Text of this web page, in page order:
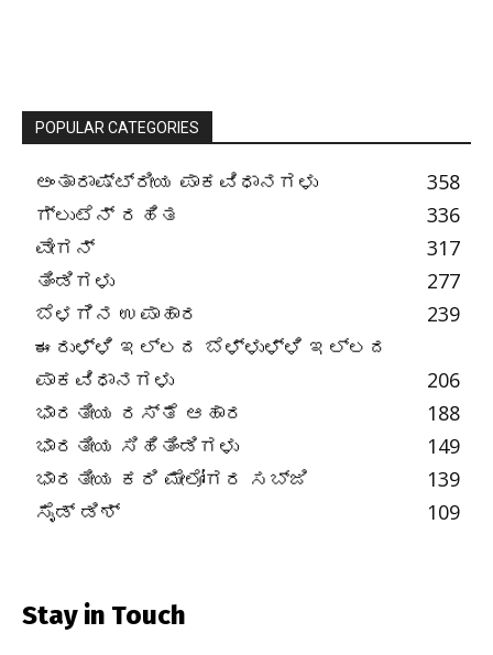
POPULAR CATEGORIES
ಅಂತಾರಾಷ್ಟ್ರೀಯ ಪಾಕವಿಧಾನಗಳು
358
ಗ್ಲುಟೆನ್ ರಹಿತ
336
ವೇಗನ್
317
ತಿಂಡಿಗಳು
277
ಬೆಳಗಿನ ಉಪಾಹಾರ
239
ಈರುಳ್ಳಿ ಇಲ್ಲದ ಬೆಳ್ಳುಳ್ಳಿ ಇಲ್ಲದ
ಪಾಕವಿಧಾನಗಳು
206
ಭಾರತೀಯ ರಸ್ತೆ ಆಹಾರ
188
ಭಾರತೀಯ ಸಿಹಿತಿಂಡಿಗಳು
149
ಭಾರತೀಯ ಕರಿ ಮೇಲೋಗರ ಸಬ್ಜಿ
139
ಸೈಡ್ ಡಿಶ್
109
Stay in Touch